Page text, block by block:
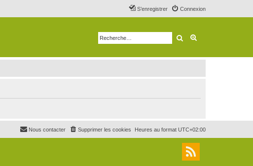
Connexion
S’enregistrer
Rechercher
Heures au format UTC+02:00
Supprimer les cookies
Nous contacter